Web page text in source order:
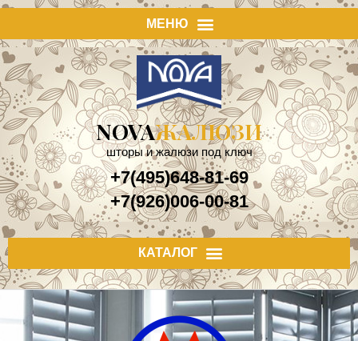
NOVAЖАЛЮЗИ
шторы и жалюзи под ключ
+7(495)648-81-69
+7(926)006-00-81